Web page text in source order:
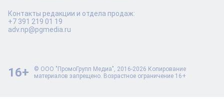
Контакты редакции и отдела продаж:
+7 391 219 01 19
adv.np@pgmedia.ru
© ООО "ПромоГрупп Медиа", 2016-2026 Копирование
материалов запрещено. Возрастное ограничение 16+
16+